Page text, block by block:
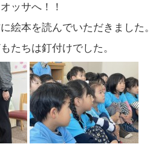
ッサへ！！
絵本を読んでいただきました
たちは釘付けでした。